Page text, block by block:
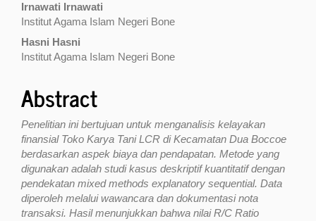
Irnawati Irnawati
Institut Agama Islam Negeri Bone
Hasni Hasni
Institut Agama Islam Negeri Bone
Abstract
Penelitian ini bertujuan untuk menganalisis kelayakan
finansial Toko Karya Tani LCR di Kecamatan Dua Boccoe
berdasarkan aspek biaya dan pendapatan. Metode yang
digunakan adalah studi kasus deskriptif kuantitatif dengan
pendekatan mixed methods explanatory sequential. Data
diperoleh melalui wawancara dan dokumentasi nota
transaksi. Hasil menunjukkan bahwa nilai R/C Ratio